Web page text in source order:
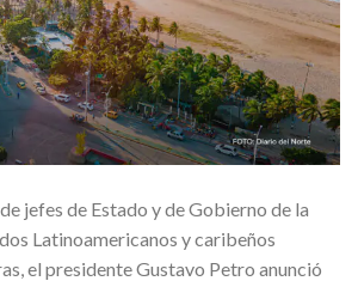
jefes de Estado y de Gobierno de la
Latinoamericanos y caribeños
el presidente Gustavo Petro anunció